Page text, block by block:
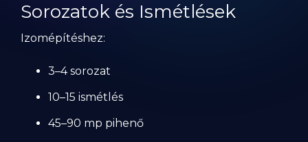
Sorozatok és Ismétlések
Izomépítéshez:
3–4 sorozat
10–15 ismétlés
45–90 mp pihenő